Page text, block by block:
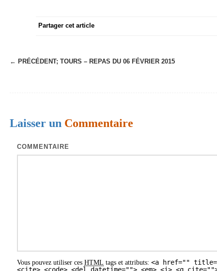
Partager cet article
N
g
← PRÉCÉDENT; TOURS – REPAS DU 06 FÉVRIER 2015
Laisser un Commentaire
COMMENTAIRE
Vous pouvez utiliser ces HTML tags et attributs: <a href=""